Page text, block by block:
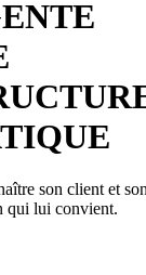
son client et
qui lui convient.